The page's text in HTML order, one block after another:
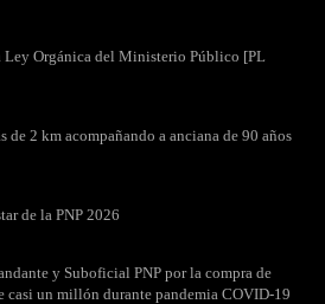
Ley Orgánica del Ministerio Público [PL
de 2 km acompañando a anciana de 90 años
de la PNP 2026
y Suboficial PNP por la compra de
casi un millón durante pandemia COVID-19